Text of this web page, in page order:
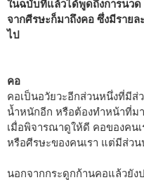
ในฉบับที่แล้วได้พูดถึงการนว
จากศีรษะก็มาถึงคอ ซึ่งมีราย
ไป
คอ
คอเป็นอวัยวะอีกส่วนหนึ่งที่มีส่
น้ำหนักอีก หรือต้องทำหน้าที่ม
เมื่อพิจารณาดูให้ดี คอของคน
หรือศีรษะของคนเรา แต่มีส่ว
นอกจากกระดูกก้านคอแล้วยัง